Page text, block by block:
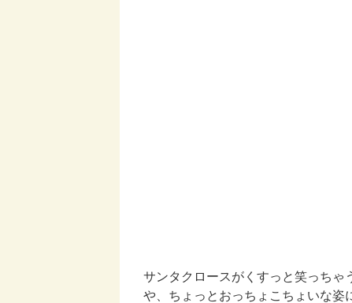
サンタクロースがくすっと笑っちゃ
や、ちょっとおっちょこちょいな姿